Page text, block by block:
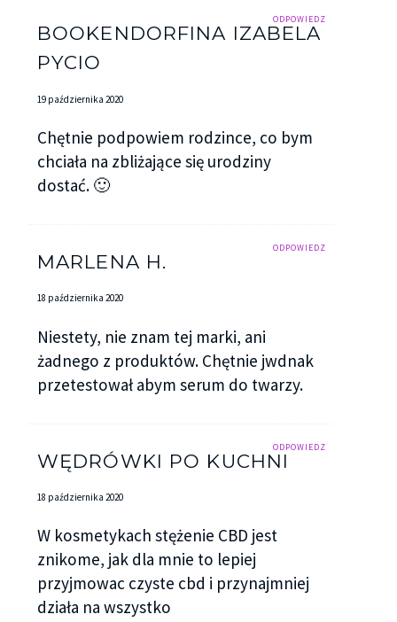
ODPOWIEDZ
BOOKENDORFINA IZABELA
PYCIO
19 października 2020
Chętnie podpowiem rodzince, co bym
chciała na zbliżające się urodziny
dostać. 🙂
ODPOWIEDZ
MARLENA H.
18 października 2020
Niestety, nie znam tej marki, ani
żadnego z produktów. Chętnie jwdnak
przetestował abym serum do twarzy.
ODPOWIEDZ
WĘDRÓWKI PO KUCHNI
18 października 2020
W kosmetykach stężenie CBD jest
znikome, jak dla mnie to lepiej
przyjmowac czyste cbd i przynajmniej
działa na wszystko